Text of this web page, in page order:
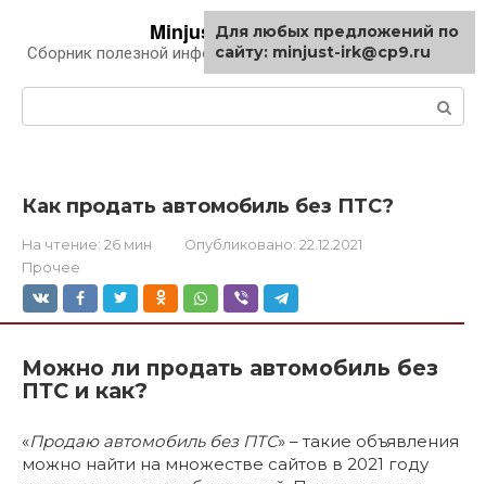
контенту
Minjust-irk.ru
Сборник полезной информации про автомобили
Как продать автомобиль без ПТС?
На чтение: 26 мин Опубликовано: 22.12.2021
Прочее
Можно ли продать автомобиль без
ПТС и как?
«Продаю автомобиль без ПТС» – такие объявления
можно найти на множестве сайтов в 2021 году
Для любых предложений по
сайту: minjust-irk@cp9.ru